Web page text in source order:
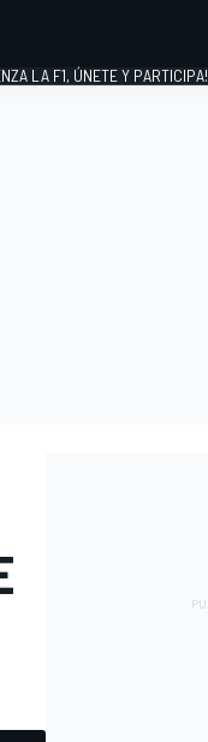
LA F1, ÚNETE Y PARTICIPA!